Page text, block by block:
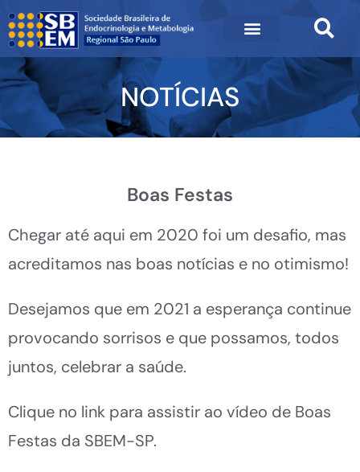
NOTÍCIAS
Boas Festas
Chegar até aqui em 2020 foi um desafio, mas
acreditamos nas boas notícias e no otimismo!
Desejamos que em 2021 a esperança continue
provocando sorrisos e que possamos, todos
juntos, celebrar a saúde.
Clique no link para assistir ao vídeo de Boas
Festas da SBEM-SP.